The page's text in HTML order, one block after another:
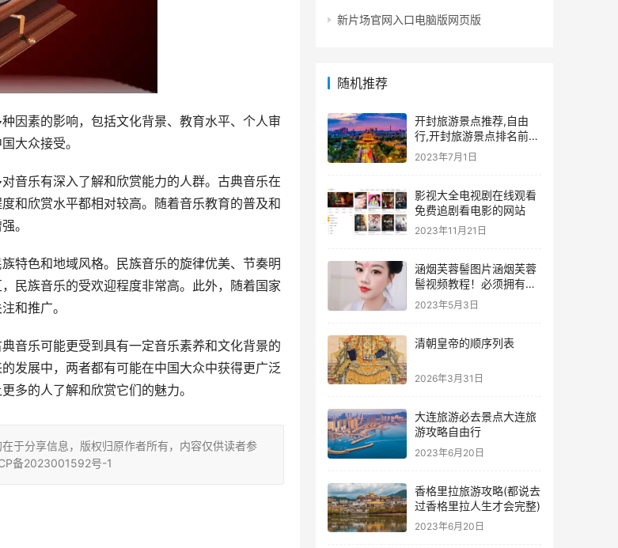
因素的影响，包括文化背景、教育水平、个人审
大众接受。
音乐有深入了解和欣赏能力的人群。古典音乐在
和欣赏水平都相对较高。随着音乐教育的普及和
。
特色和地域风格。民族音乐的旋律优美、节奏明
民族音乐的受欢迎程度非常高。此外，随着国家
和推广。
音乐可能更受到具有一定音乐素养和文化背景的
发展中，两者都有可能在中国大众中获得更广泛
多的人了解和欣赏它们的魅力。
于分享信息，版权归原作者所有，内容仅供读者参
备2023001592号-1
新片场官网入口电脑版网页版
随机推荐
开封旅游景点推荐,自由
行,开封旅游景点排名前十
名
2023年7月1日
影视大全电视剧在线观看
免费追剧看电影的网站
2023年11月21日
涵烟芙蓉髻图片涵烟芙蓉
髻视频教程！必须拥有的
魅力发型！
2023年5月3日
清朝皇帝的顺序列表
2026年3月31日
大连旅游必去景点大连旅
游攻略自由行
2023年6月20日
香格里拉旅游攻略(都说去
过香格里拉人生才会完整)
2023年6月20日